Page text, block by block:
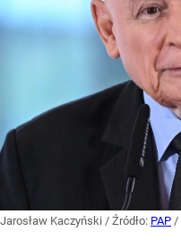
Jarosław Kaczyński / Źródło: PAP /